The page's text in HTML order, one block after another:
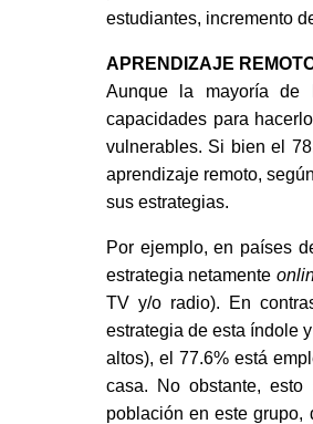
estudiantes, incremento
APRENDIZAJE
Aunque la mayoría de
capacidades para
vulnerables. Si bien el
aprendizaje remoto,
sus estrategias.
Por ejemplo, en países
estrategia netamente
TV y/o radio). En
estrategia de esta índole
altos), el 77.6% está
casa. No obstante,
población en este grupo,